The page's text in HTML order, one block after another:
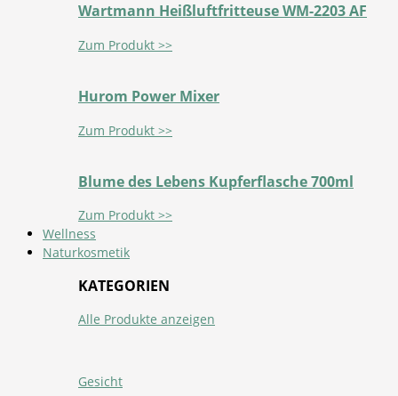
Wartmann Heißluftfritteuse WM-2203 AF
Zum Produkt >>
Hurom Power Mixer
Zum Produkt >>
Blume des Lebens Kupferflasche 700ml
Zum Produkt >>
Wellness
Naturkosmetik
KATEGORIEN
Alle Produkte anzeigen
Gesicht